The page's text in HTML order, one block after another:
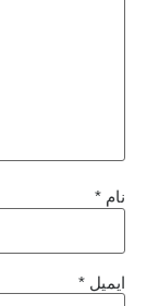
نام *
ایمیل *